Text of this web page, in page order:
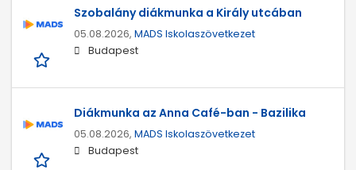
Szobalány diákmunka a Király utcában
05.08.2026, MADS Iskolaszövetkezet
Budapest
Diákmunka az Anna Café-ban - Bazilika
05.08.2026, MADS Iskolaszövetkezet
Budapest